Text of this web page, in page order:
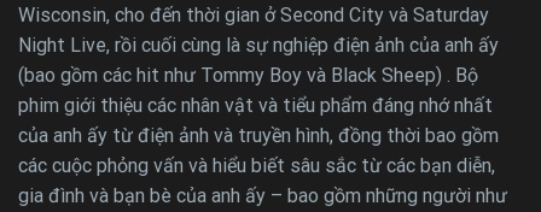
Wisconsin, cho đến thời gian ở Second City và Saturday
Night Live, rồi cuối cùng là sự nghiệp điện ảnh của anh ấy
(bao gồm các hit như Tommy Boy và Black Sheep) . Bộ
phim giới thiệu các nhân vật và tiểu phẩm đáng nhớ nhất
của anh ấy từ điện ảnh và truyền hình, đồng thời bao gồm
các cuộc phỏng vấn và hiểu biết sâu sắc từ các bạn diễn,
gia đình và bạn bè của anh ấy – bao gồm những người như